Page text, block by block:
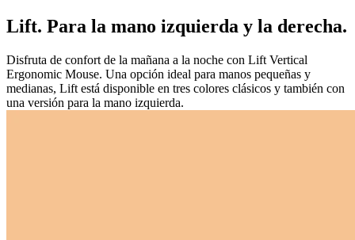
Lift. Para la mano izquierda y la derecha.
Disfruta de confort de la mañana a la noche con Lift Vertical
Ergonomic Mouse. Una opción ideal para manos pequeñas y
medianas, Lift está disponible en tres colores clásicos y también con
una versión para la mano izquierda.